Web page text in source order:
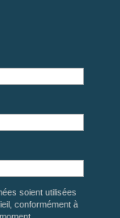
soient utilisées
conformément à